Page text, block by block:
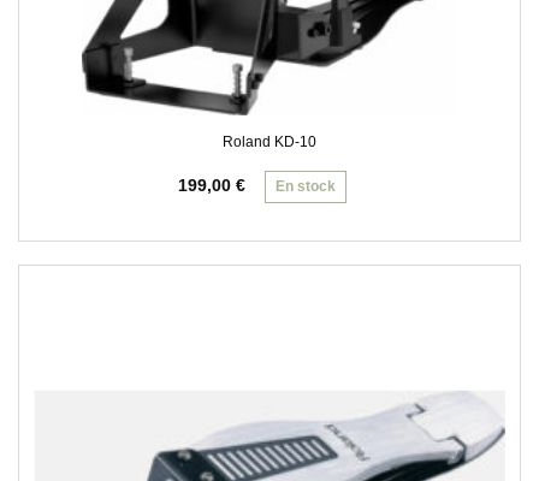
Roland KD-10
199,00 € En stock